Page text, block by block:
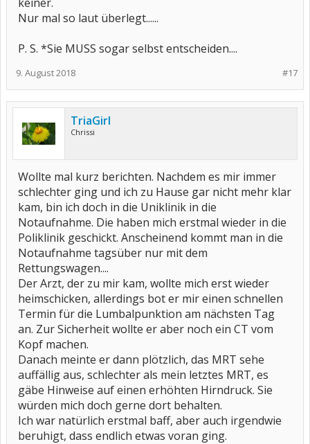
Nur mal so laut überlegt......
P. S. *Sie MUSS sogar selbst entscheiden....
#17
9. August 2018
TriaGirl
Chrissi
Wollte mal kurz berichten. Nachdem es mir immer
schlechter ging und ich zu Hause gar nicht mehr klar
kam, bin ich doch in die Uniklinik in die
Notaufnahme. Die haben mich erstmal wieder in die
Poliklinik geschickt. Anscheinend kommt man in die
Notaufnahme tagsüber nur mit dem
Rettungswagen....
Der Arzt, der zu mir kam, wollte mich erst wieder
heimschicken, allerdings bot er mir einen schnellen
Termin für die Lumbalpunktion am nächsten Tag
an. Zur Sicherheit wollte er aber noch ein CT vom
Kopf machen.
Danach meinte er dann plötzlich, das MRT sehe
auffällig aus, schlechter als mein letztes MRT, es
gäbe Hinweise auf einen erhöhten Hirndruck. Sie
würden mich doch gerne dort behalten.
Ich war natürlich erstmal baff, aber auch irgendwie
beruhigt, dass endlich etwas voran ging.